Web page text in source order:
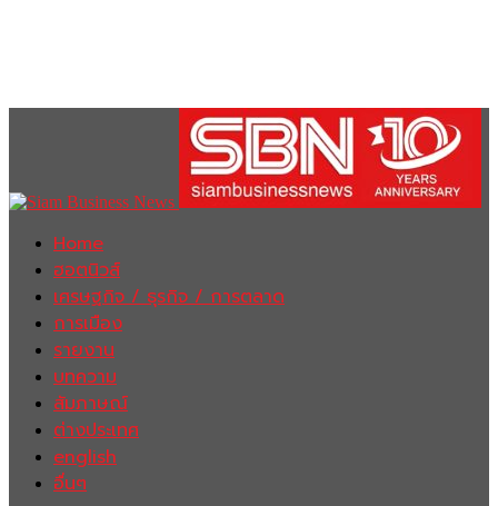
Home
ฮอตนิวส์
เศรษฐกิจ / ธุรกิจ / การตลาด
การเมือง
รายงาน
บทความ
สัมภาษณ์
ต่างประเทศ
english
อื่นๆ